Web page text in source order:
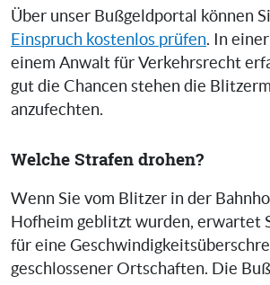
Über unser Bußgeldportal können
Einspruch kostenlos prüfen. In
einem Anwalt für Verkehrsrecht
gut die Chancen stehen die
anzufechten.
Welche Strafen drohen?
Wenn Sie vom Blitzer in der
Hofheim geblitzt wurden, erwartet
für eine
geschlossener Ortschaften. Die